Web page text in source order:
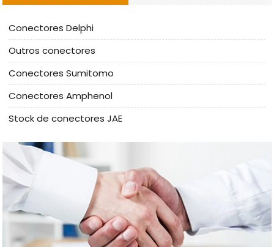
Conectores Delphi
Outros conectores
Conectores Sumitomo
Conectores Amphenol
Stock de conectores JAE